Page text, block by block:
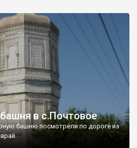
в с.Почтовое
башню посмотрели по дороге из